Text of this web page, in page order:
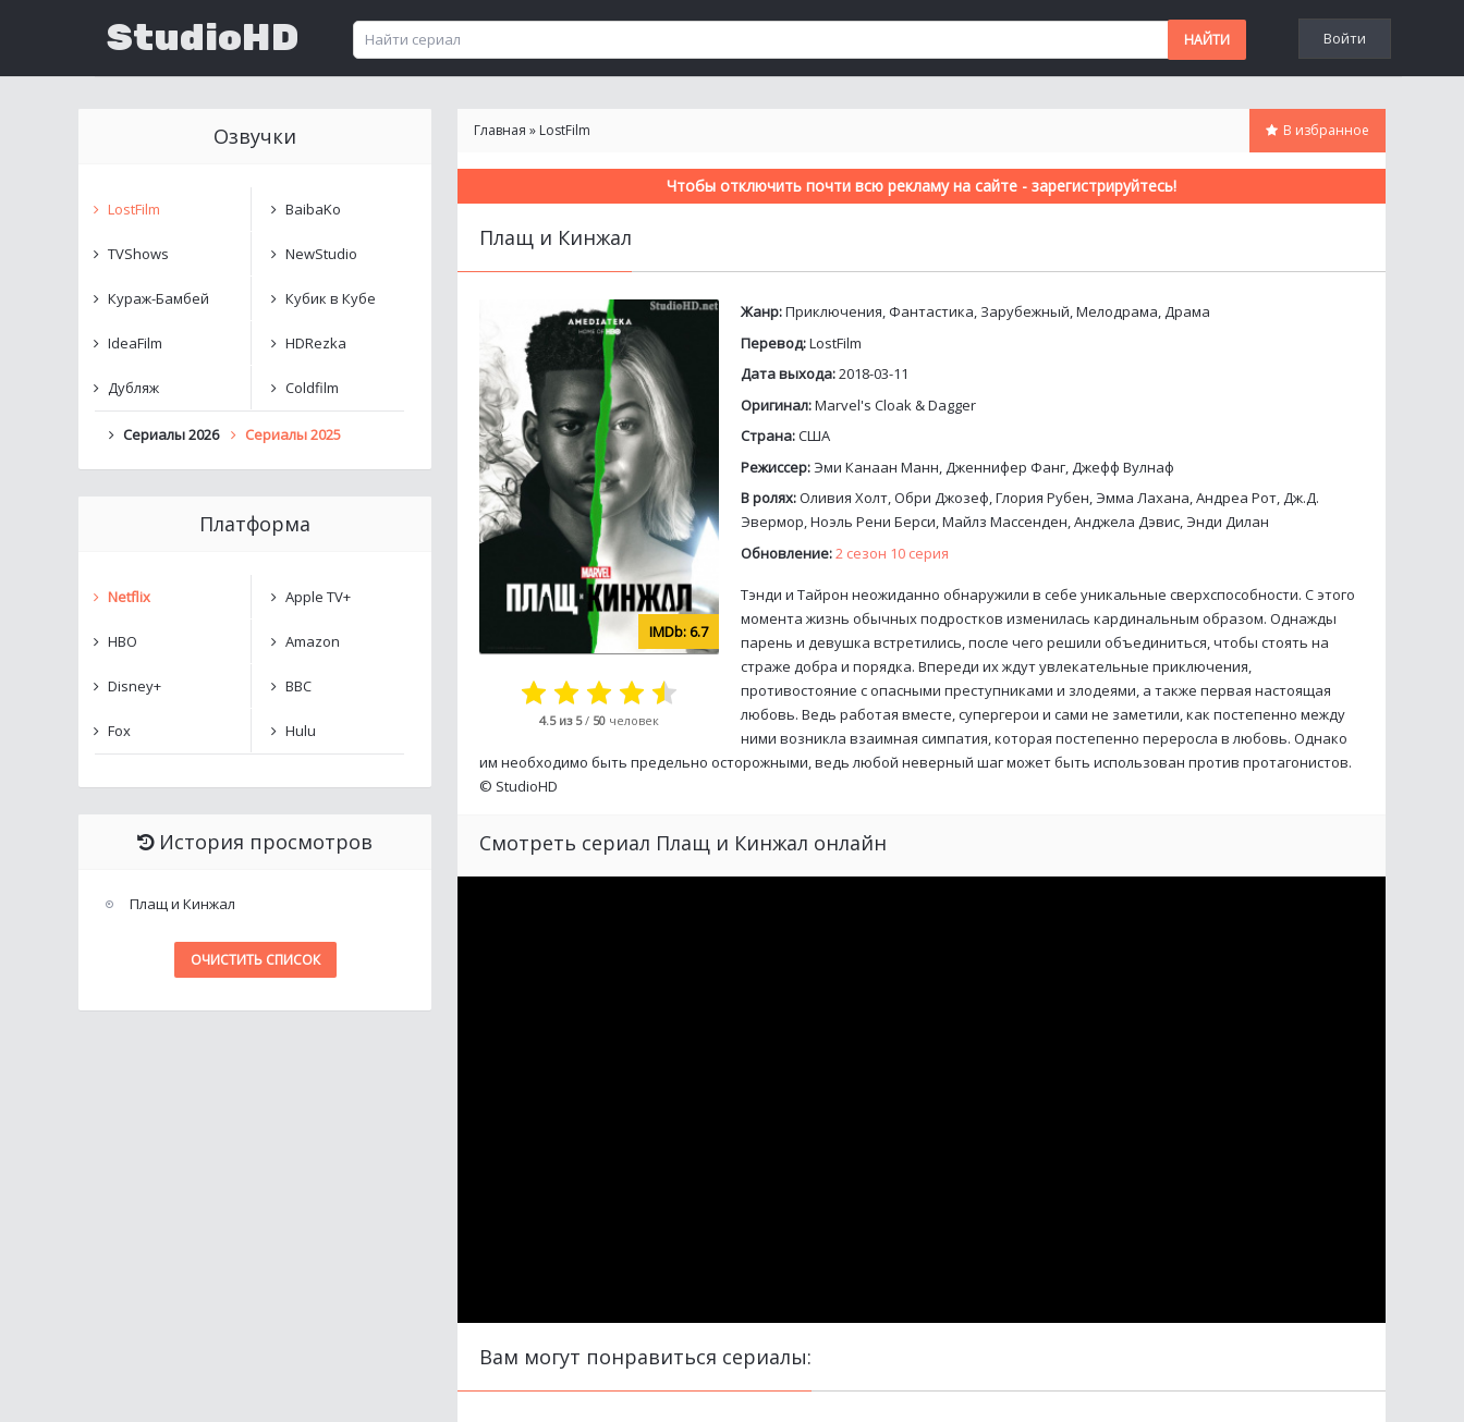
StudioHD Войти
Главная » LostFilm В избранное
Чтобы отключить почти всю рекламу на сайте - зарегистрируйтесь!
Плащ и Кинжал
6.7
4.5из 5/ 50 человек
Жанр:Приключения, Фантастика, Зарубежный, Мелодрама, Драма
Перевод:LostFilm
Дата выхода:2018-03-11
Оригинал:Marvel's Cloak & Dagger
Страна:США
Режиссер: Эми Канаан Манн, Дженнифер Фанг, Джефф Вулнаф
В ролях:Оливия Холт, Обри Джозеф, Глория Рубен, Эмма Лахана, Андреа Рот, Дж.Д.
Эвермор, Ноэль Рени Берси, Майлз Массенден, Анджела Дэвис, Энди Дилан
Обновление:2 сезон 10 серия
Тэнди и Тайрон неожиданно обнаружили в себе уникальные сверхспособности. С этого
момента жизнь обычных подростков изменилась кардинальным образом. Однажды
парень и девушка встретились, после чего решили объединиться, чтобы стоять на
страже добра и порядка. Впереди их ждут увлекательные приключения,
противостояние с опасными преступниками и злодеями, а также первая настоящая
любовь. Ведь работая вместе, супергерои и сами не заметили, как постепенно между
ними возникла взаимная симпатия, которая постепенно переросла в любовь. Однако
им необходимо быть предельно осторожными, ведь любой неверный шаг может быть использован против протагонистов.
© StudioHD
Смотреть сериал Плащ и Кинжал онлайн
Вам могут понравиться сериалы:
Озвучки
LostFilm BaibaKo
TVShows NewStudio
Кураж-Бамбей Кубик в Кубе
IdeaFilm HDRezka
Дубляж Coldfilm
Сериалы 2026 Сериалы 2025
Платформа
Netflix Apple TV+
HBO Amazon
Disney+ BBC
Fox Hulu
История просмотров
Плащ и Кинжал
ОЧИСТИТЬ СПИСОК